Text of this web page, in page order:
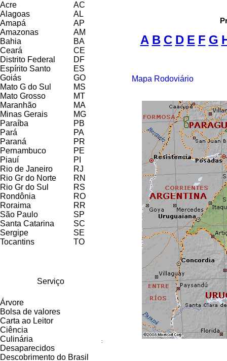
Acre
AC
Alagoas
AL
Amapá
AP
Amazonas
AM
Bahia
BA
Ceará
CE
Distrito Federal
DF
Espírito Santo
ES
Goiás
GO
Mato G do Sul
MS
Mato Grosso
MT
Maranhão
MA
Minas Gerais
MG
Paraíba
PB
Pará
PA
Paraná
PR
Pernambuco
PE
Piauí
PI
Rio de Janeiro
RJ
Rio Gr do Norte
RN
Rio Gr do Sul
RS
Rondônia
RO
Roraima
RR
São Paulo
SP
Santa Catarina
SC
Sergipe
SE
Tocantins
TO
Serviço
Árvore
Bolsa de valores
Carta ao Leitor
Ciência
Culinária
Desaparecidos
Descobrimento do Brasil
A B C D E F G
Mapa Rodoviário
: